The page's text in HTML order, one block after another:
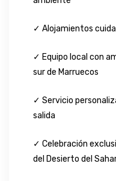
✓ Alojamientos
✓ Equipo local con
sur de Marruecos
✓ Servicio
salida
✓ Celebración
del Desierto del